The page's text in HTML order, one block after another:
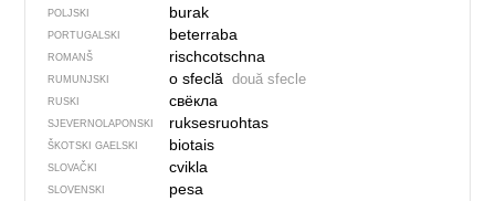
POLJSKI burak
PORTUGALSKI beterraba
ROMANŠ rischcotschna
RUMUNJSKI o sfeclă două sfecle
RUSKI свёкла
SJEVER­NO­LA­PONSKI ruksesruohtas
ŠKOTSKI GAELSKI biotais
SLOVAČKI cvikla
SLOVENSKI pesa